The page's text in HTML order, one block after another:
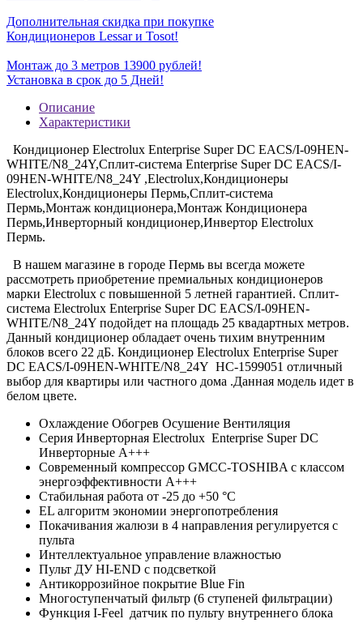
Дополнительная скидка при покупке
Кондиционеров Lessar и Tosot!
Монтаж до 3 метров 13900 рублей!
Установка в срок до 5 Дней!
Описание
Характеристики
Кондиционер Electrolux Enterprise Super DC EACS/I-09HEN-
WHITE/N8_24Y,Сплит-система Enterprise Super DC EACS/I-
09HEN-WHITE/N8_24Y ,Electrolux,Кондиционеры
Electrolux,Кондиционеры Пермь,Сплит-система
Пермь,Монтаж кондиционера,Монтаж Кондиционера
Пермь,Инверторный кондиционер,Инвертор Electrolux
Пермь.
В нашем магазине в городе Пермь вы всегда можете
рассмотреть приобретение премиальных кондиционеров
марки Electrolux с повышенной 5 летней гарантией. Сплит-
система Electrolux Enterprise Super DC EACS/I-09HEN-
WHITE/N8_24Y подойдет на площадь 25 квадартных метров.
Данный кондиционер обладает очень тихим внутренним
блоков всего 22 дБ. Кондиционер Electrolux Enterprise Super
DC EACS/I-09HEN-WHITE/N8_24Y НС-1599051 отличный
выбор для квартиры или частного дома .Данная модель идет в
белом цвете.
Охлаждение Обогрев Осушение Вентиляция
Серия Инверторная Electrolux Enterprise Super DC
Инверторные А+++
Современный компрессор GMCC-TOSHIBA с классом
энергоэффективности А+++
Стабильная работа от -25 до +50 °C
EL алгоритм экономии энергопотребления
Покачивания жалюзи в 4 направления регулируется с
пульта
Интеллектуальное управление влажностью
Пульт ДУ HI-END с подсветкой
Антикоррозийное покрытие Blue Fin
Многоступенчатый фильтр (6 ступеней фильтрации)
Функция I-Feel датчик по пульту внутреннего блока